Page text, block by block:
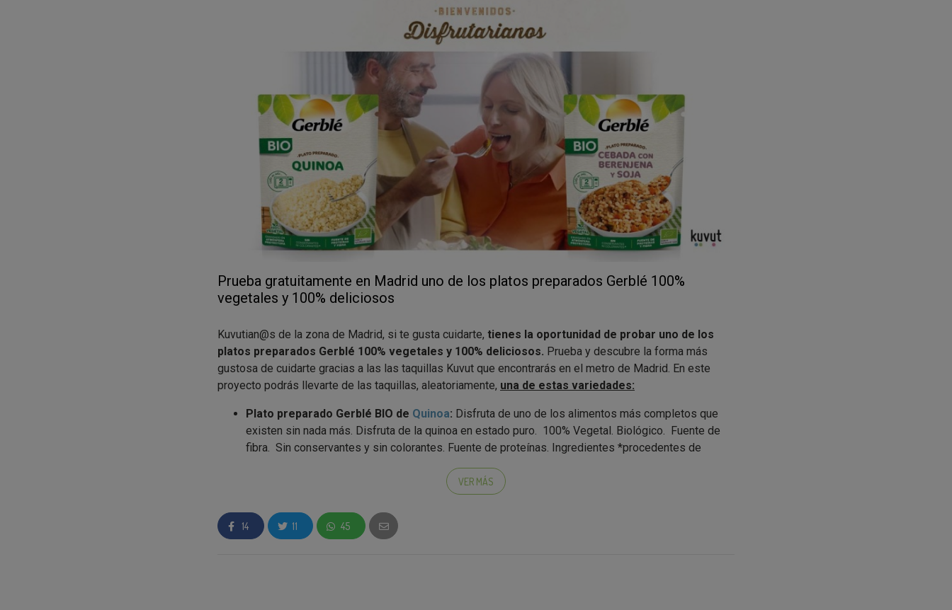
Prueba gratuitamente en Madrid uno de los platos preparados Gerblé 100%
vegetales y 100% deliciosos
Kuvutian@s de la zona de Madrid, si te gusta cuidarte, tienes la oportunidad de probar uno de los
platos preparados Gerblé 100% vegetales y 100% deliciosos. Prueba y descubre la forma más
gustosa de cuidarte gracias a las las taquillas Kuvut que encontrarás en el metro de Madrid. En este
proyecto podrás llevarte de las taquillas, aleatoriamente, una de estas variedades:
Plato preparado Gerblé BIO de Quinoa: Disfruta de uno de los alimentos más completos que
existen sin nada más. Disfruta de la quinoa en estado puro. 100% Vegetal. Biológico. Fuente de
fibra. Sin conservantes y sin colorantes. Fuente de proteínas. Ingredientes *procedentes de
Agricultura Ecológica: Agua, quinoa* (41,5%),aceite de oliva*, sal marina.
Cebada con Berenjena y Soja
Así es nuestra cebada con berenjena y soja. Pruébala y descubre la forma más gustosa de
cuidarte. Ingredientes *procedentes de Agricultura Ecológica: Cebada descascarillada*
(21’7%),berenjena (21,7%),tomate (18,4%),agua, proteínas de soja texturizada (7,4%),cebolla*
VER MÁS
14 11 45